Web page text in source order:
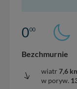
000
Bezchmurnie
wiatr 7,6
w poryw.